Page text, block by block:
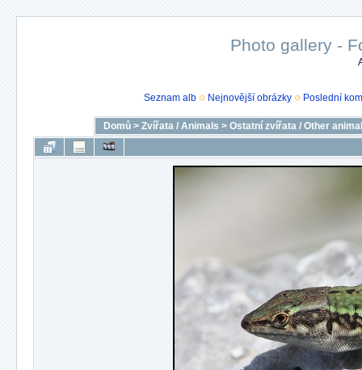
Photo gallery -
Seznam alb Nejnovější obrázky Poslední
Domů > Zvířata / Animals > Ostatní zvířata / Other